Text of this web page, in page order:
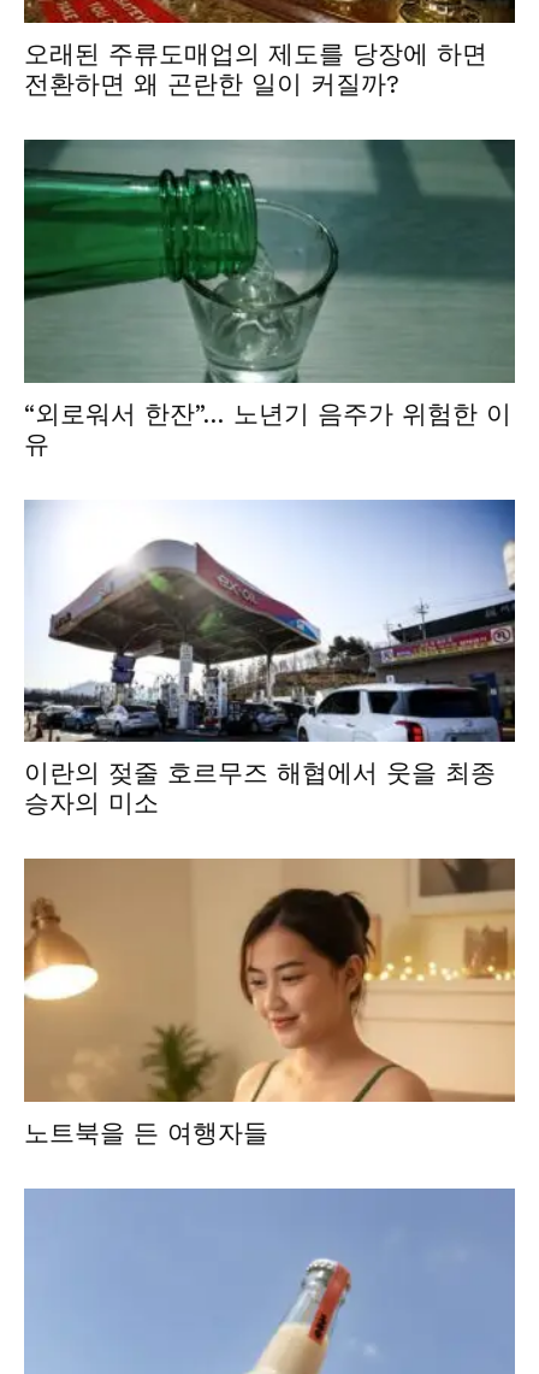
오래된 주류도매업의 제도를 당장에 하면
전환하면 왜 곤란한 일이 커질까?
“외로워서 한잔”… 노년기 음주가 위험한 이
유
이란의 젖줄 호르무즈 해협에서 웃을 최종
승자의 미소
노트북을 든 여행자들